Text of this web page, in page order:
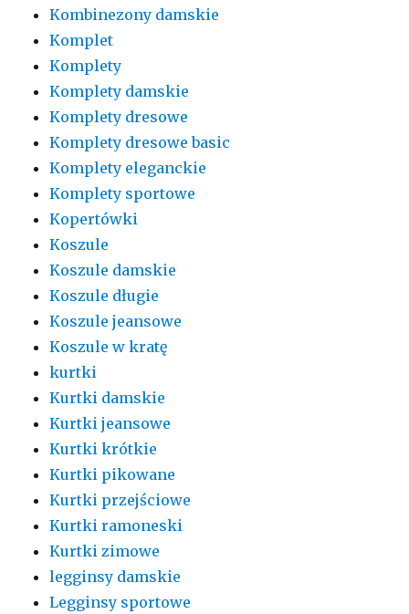
Kombinezony damskie
Komplet
Komplety
Komplety damskie
Komplety dresowe
Komplety dresowe basic
Komplety eleganckie
Komplety sportowe
Kopertówki
Koszule
Koszule damskie
Koszule długie
Koszule jeansowe
Koszule w kratę
kurtki
Kurtki damskie
Kurtki jeansowe
Kurtki krótkie
Kurtki pikowane
Kurtki przejściowe
Kurtki ramoneski
Kurtki zimowe
legginsy damskie
Legginsy sportowe